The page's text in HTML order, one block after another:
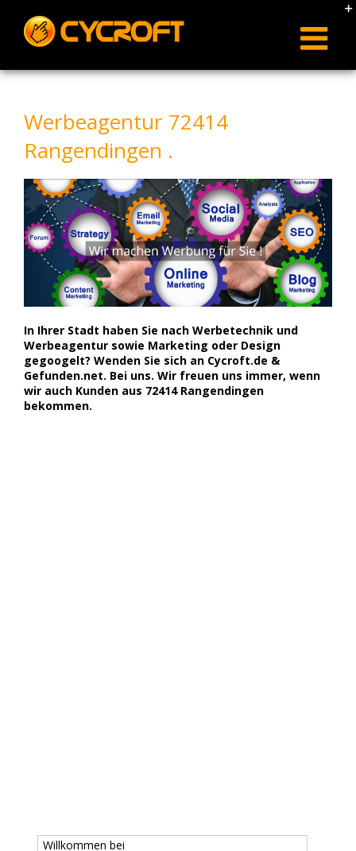
content
Werbeagentur 72414
Rangendingen .
In Ihrer Stadt haben Sie nach Werbetechnik und
Werbeagentur sowie Marketing oder Design
gegoogelt? Wenden Sie sich an Cycroft.de &
Gefunden.net. Bei uns. Wir freuen uns immer, wenn
wir auch Kunden aus 72414 Rangendingen
bekommen.
Willkommen bei